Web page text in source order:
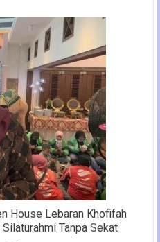
House Lebaran Khofifah
Tanpa Sekat